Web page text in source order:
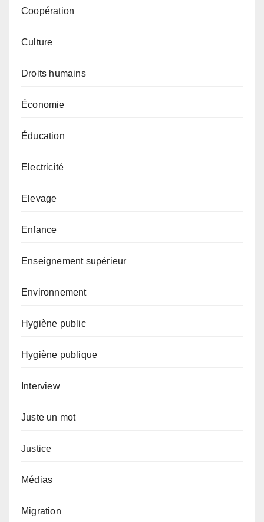
Coopération
Culture
Droits humains
Économie
Éducation
Electricité
Elevage
Enfance
Enseignement supérieur
Environnement
Hygiène public
Hygiène publique
Interview
Juste un mot
Justice
Médias
Migration